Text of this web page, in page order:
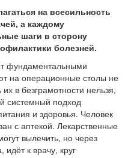
на всесильность
а каждому
шаги в сторону
болезней.
фундаментальными
на операционные столы не
в безграмотности нельзя,
системный подход
и здоровья. Человек
с аптекой. Лекарственные
вылечить, но через
идёт к врачу, круг